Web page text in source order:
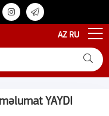
AZ RU
YAYDI